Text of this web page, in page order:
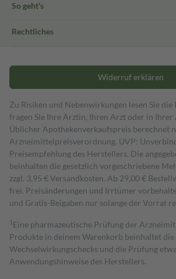
So geht's
Rechtliches
Widerruf erklären
Zu Risiken und Nebenwirkungen lesen Sie die
fragen Sie Ihre Ärztin, Ihren Arzt oder in Ihrer
Üblicher Apothekenverkaufspreis berechnet
Arzneimittelpreisverordnung. UVP:
Preisempfehlung des Herstellers. Die
beinhalten die gesetzlich vorgeschriebene
zzgl. 3,95 € Versandkosten. Ab 29,00 €
frei. Preisänderungen und Irrtümer
und Gratis-Beigaben nur solange der Vorrat
1 Eine pharmazeutische Prüfung der
Produkte in deinem Warenkorb beinhaltet
Wechselwirkungschecks und die Prüfung
Anwendungshinweise des Herstellers.